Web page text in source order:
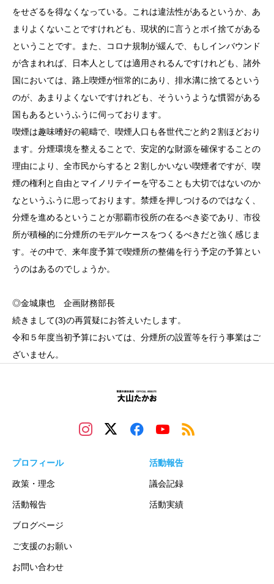
をせざるを得なくなっている。これは違法性があるというか、あ
まりよくないことですけれども、現状的に言うとポイ捨てがある
ということです。また、コロナ規制が緩んで、もしインバウンド
が含まれれば、日本人としては適用されるんですけれども、諸外
国においては、路上喫煙が恒常的にあり、排水溝に捨てるという
のが、あまりよくないですけれども、そういうような慣習がある
国もあるというふうに伺っております。
喫煙は趣味嗜好の範疇で、喫煙人口も各世代ごと約２割ほどおり
ます。分煙環境を整えることで、安定的な財源を確保することの
理由により、全市民からすると２割しかいない喫煙者ですが、喫
煙の権利と自由とマイノリテイーを守ることも大切ではないのか
なというふうに思っております。禁煙を押しつけるのではなく、
分煙を進めるということが那覇市役所の在るべき姿であり、市役
所が積極的に分煙所のモデルケースをつくるべきだと強く感じま
す。その中で、来年度予算で喫煙所の整備を行う予定の予算とい
うのはあるのでしょうか。
◎金城康也 企画財務部長
続きまして(3)の再質疑にお答えいたします。
令和５年度当初予算においては、分煙所の設置等を行う事業はご
ざいません。
プロフィール
政策・理念
活動報告
ブログページ
ご支援のお願い
お問い合わせ
活動報告
議会記録
活動実績